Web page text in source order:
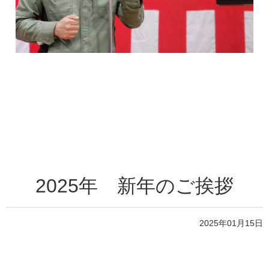
2025年 新年のご挨拶
2025年01月15日